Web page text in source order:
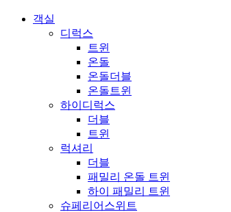
객실
디럭스
트윈
온돌
온돌더블
온돌트윈
하이디럭스
더블
트윈
럭셔리
더블
패밀리 온돌 트윈
하이 패밀리 트윈
슈페리어스위트